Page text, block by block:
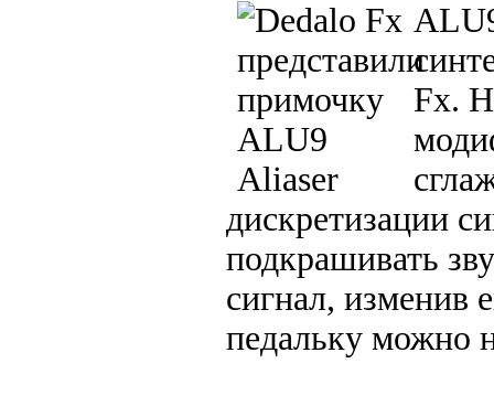
Fx.
дискретизации
подкрашивать
сигнал, изменив
педальку можно